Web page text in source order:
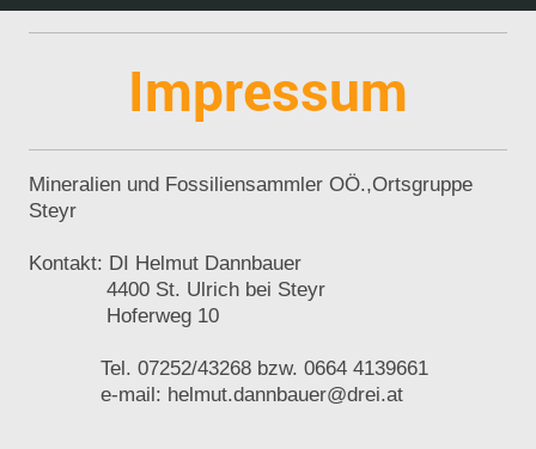
Impressum
Mineralien und Fossiliensammler OÖ.,Ortsgruppe
Steyr
Kontakt: DI Helmut Dannbauer
4400 St. Ulrich bei Steyr
Hoferweg 10
Tel. 07252/43268 bzw. 0664 4139661
e-mail: helmut.dannbauer@drei.at